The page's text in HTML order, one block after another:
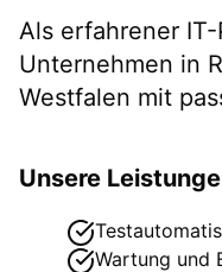
Als erfahrener
Unternehmen in
Westfalen mit
Unsere
Wartung und